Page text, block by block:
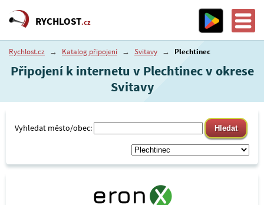
RYCHLOST.cz
Rychlost.cz → Katalog připojení → Svitavy → Plechtinec
Připojení k internetu v Plechtinec v okrese
Svitavy
Vyhledat město/obec: